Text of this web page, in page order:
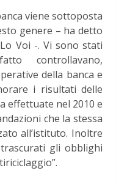
viene sottoposta
genere – ha detto
Voi -. Vi sono stati
controllavano,
della banca e
i risultati delle
effettuate nel 2010 e
che la stessa
all’istituto. Inoltre
gli obblighi